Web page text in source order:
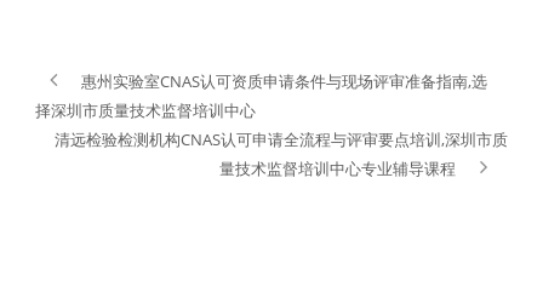
惠州实验室CNAS认可资质申请条件与现场评审准备指南,选
择深圳市质量技术监督培训中心
清远检验检测机构CNAS认可申请全流程与评审要点培训,深圳市质
量技术监督培训中心专业辅导课程